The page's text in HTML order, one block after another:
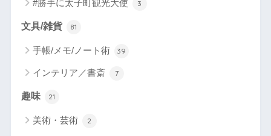
#勝手に太子町観光大使 3
文具/雑貨 81
手帳/メモ/ノート術 39
インテリア／書斎 7
趣味 21
美術・芸術 2